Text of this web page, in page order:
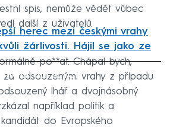
spis, nemůže vědět vůbec
další z uživatelů.
herec mezi českými vrahy
žárlivosti. Hájil se jako ze
to fetch
po**at. Chápal bych,
odsouzenými vrahy z případu
lhář a dvojnásobný
například politik a
do Evropského